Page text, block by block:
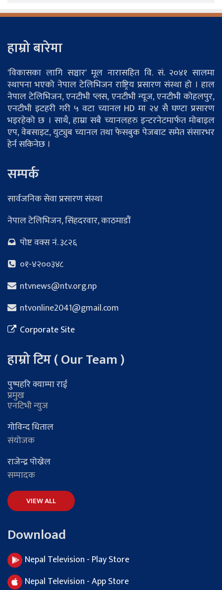
हाम्रो बारेमा
'विकासका लागि सञ्चार' मूल नारासहित वि. सं. २०४१ सालमा
स्थापना भएको नेपाल टेलिभिजन राष्ट्रिय प्रसारण संस्था हो । हाल
नेपाल टेलिभिजन, एनटीभी प्लस, एनटीभी न्यूज, एनटीभी कोहलपुर,
एनटीभी इटहरी गरी ५ वटा च्यानल HD मा २४ सै घण्टा प्रसारण
भइरहेको छ । साथै, हाम्रा सबै च्यानलहरु इन्टरनेटमार्फत मोबाइल
एप, वेबसाइट, युट्युब च्यानल तथा फेसबुक पेजबाट समेत संसारभर
हेर्न सकिनेछ ।
सम्पर्क
सार्वजनिक सेवा प्रसारण संस्था
नेपाल टेलिभिजन, सिंहदरवार, काठमाडौं
पोष्ट वक्स नं. ३८२६
०१-४२००३४८
ntvnews@ntv.org.np
ntvonline2041@gmail.com
Corporate Site
हाम्रो टिम ( Our Team )
पुष्पहरि क्याम्पा राई
प्रमुख
एनटिभी न्युज
गोविन्द धिताल
संयोजक
राजेन्द्र पोख्रेल
सम्पादक
VIEW ALL
Download
Nepal Television - Play Store
Nepal Television - App Store